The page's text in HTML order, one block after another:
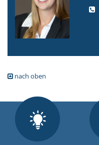
nach oben